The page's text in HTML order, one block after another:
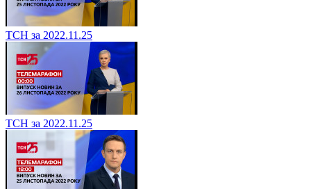
ТСН за 2022.11.25
ТСН за 2022.11.25